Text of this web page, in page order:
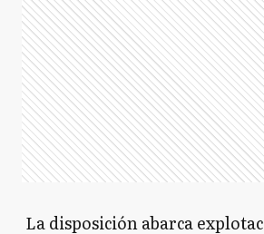
La disposición abarca